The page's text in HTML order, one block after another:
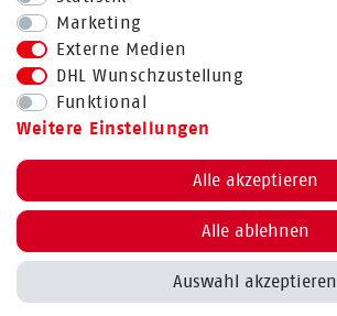
Marketing
Externe Medien
DHL Wunschzustellung
Funktional
Weitere Einstellungen
Alle akzeptieren
Alle ablehnen
Auswahl akzeptieren